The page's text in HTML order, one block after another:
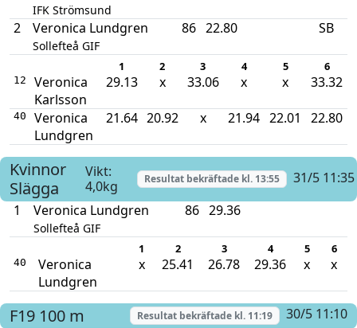
IFK Strömsund
2 Veronica Lundgren
Sollefteå GIF
86 22.80 SB
1 2 3 4 5 6
12
Veronica
Karlsson
29.13 x 33.06 x x 33.32
40
Veronica
Lundgren
21.64 20.92 x 21.94 22.01 22.80
Kvinnor
Slägga
Vikt:
4,0kg
Resultat bekräftade kl.13:55
31/5 11:35
1
Veronica Lundgren
Sollefteå GIF
86 29.36
1 2 3 4 5 6
40
Veronica
Lundgren
x 25.41 26.78 29.36 x x
F19 100 m Resultat bekräftade kl. 11:19
30/5 11:10